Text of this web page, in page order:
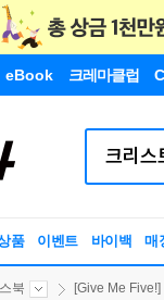
eBook 크레마클럽
품 이벤트 바이백 매
북 [Give Me Five!]